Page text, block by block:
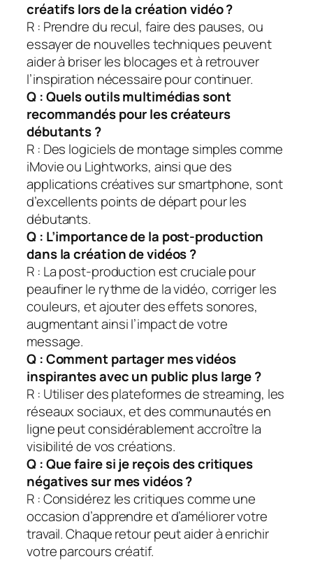
créatifs lors de la création vidéo ?
R : Prendre du recul, faire des pauses, ou
essayer de nouvelles techniques peuvent
aider à briser les blocages et à retrouver
l’inspiration nécessaire pour continuer.
Q : Quels outils multimédias sont
recommandés pour les créateurs
débutants ?
R : Des logiciels de montage simples comme
iMovie ou Lightworks, ainsi que des
applications créatives sur smartphone, sont
d’excellents points de départ pour les
débutants.
Q : L’importance de la post-production
dans la création de vidéos ?
R : La post-production est cruciale pour
peaufiner le rythme de la vidéo, corriger les
couleurs, et ajouter des effets sonores,
augmentant ainsi l’impact de votre
message.
Q : Comment partager mes vidéos
inspirantes avec un public plus large ?
R : Utiliser des plateformes de streaming, les
réseaux sociaux, et des communautés en
ligne peut considérablement accroître la
visibilité de vos créations.
Q : Que faire si je reçois des critiques
négatives sur mes vidéos ?
R : Considérez les critiques comme une
occasion d’apprendre et d’améliorer votre
travail. Chaque retour peut aider à enrichir
votre parcours créatif.